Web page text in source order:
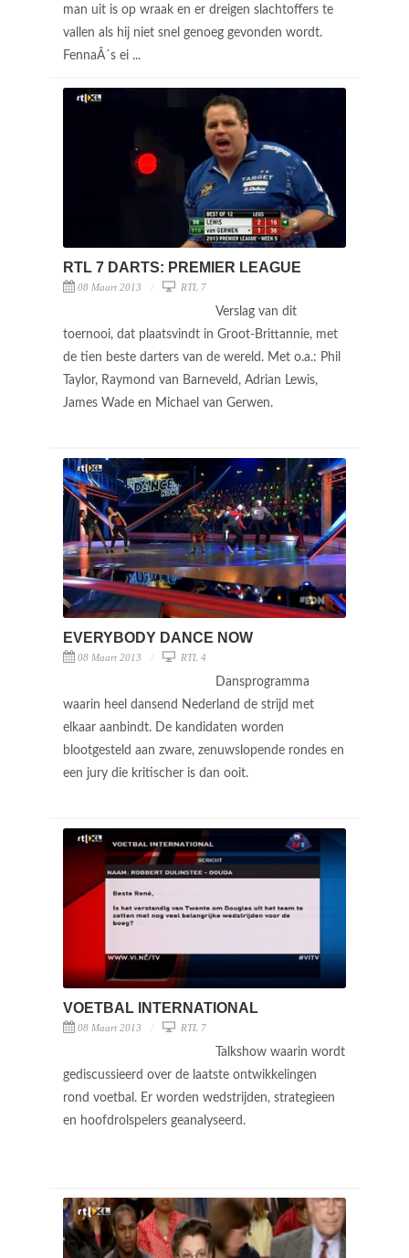
man uit is op wraak en er dreigen slachtoffers te
vallen als hij niet snel genoeg gevonden wordt.
FennaÂ´s ei ...
RTL 7 DARTS: PREMIER LEAGUE
08 Maart 2013 RTL 7
Verslag van dit
toernooi, dat plaatsvindt in Groot-Brittannie, met
de tien beste darters van de wereld. Met o.a.: Phil
Taylor, Raymond van Barneveld, Adrian Lewis,
James Wade en Michael van Gerwen.
EVERYBODY DANCE NOW
08 Maart 2013 RTL 4
Dansprogramma
waarin heel dansend Nederland de strijd met
elkaar aanbindt. De kandidaten worden
blootgesteld aan zware, zenuwslopende rondes en
een jury die kritischer is dan ooit.
VOETBAL INTERNATIONAL
08 Maart 2013 RTL 7
Talkshow waarin wordt
gediscussieerd over de laatste ontwikkelingen
rond voetbal. Er worden wedstrijden, strategieen
en hoofdrolspelers geanalyseerd.